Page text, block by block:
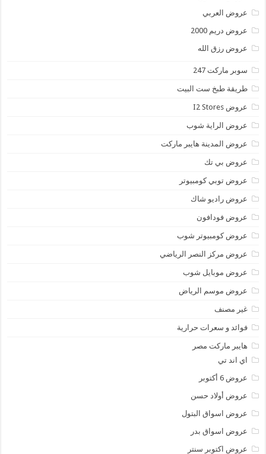
عروض العربي
عروض دريم 2000
عروض رزق الله
سوبر ماركت 247
طريقة طبخ ست البيت
عروض I2 Stores
عروض الراية شوب
عروض المدينة هايبر ماركت
عروض بي تك
عروض توبي كومبيوتر
عروض راديو شاك
عروض فودافون
عروض كومبيوتر شوب
عروض مركز النصر الرياضي
عروض موبايل شوب
عروض موسم الرياض
غير مصنف
فوائد و سعرات حرارية
هايبر ماركت مصر
اي اند تي
عروض 6 أكتوبر
عروض أولاد حسن
عروض اسواق البتول
عروض اسواق بدر
عروض اكتوبر سنتر